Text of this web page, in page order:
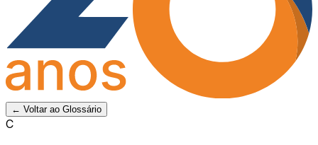
← Voltar ao Glossário
C